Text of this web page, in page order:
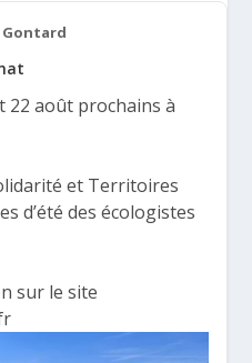
Gontard
22 août prochains à
et Territoires
d’été des écologistes
sur le site